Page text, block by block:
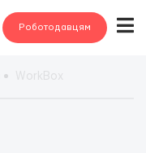
Роботодавцям